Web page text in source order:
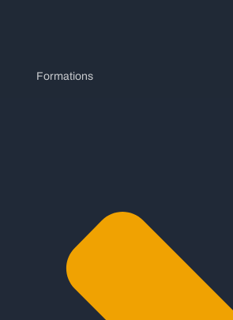
Formations